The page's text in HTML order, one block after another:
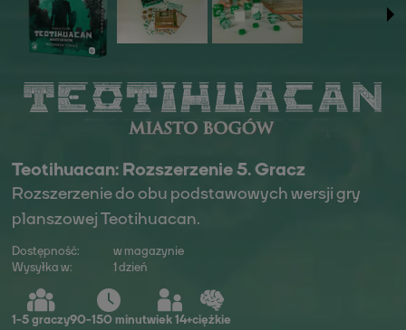
Teotihuacan: Rozszerzenie 5. Gracz
Rozszerzenie do obu podstawowych wersji gry
planszowej Teotihuacan.
Dostępność:
w magazynie
Wysyłka w:
1 dzień
1-5graczy90-150 minutwiek 14+ciężkie